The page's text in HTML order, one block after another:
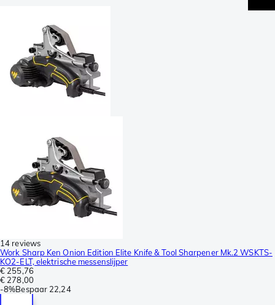
14 reviews
Work Sharp Ken Onion Edition Elite Knife & Tool Sharpener Mk.2 WSKTS-
KO2-ELT, elektrische messenslijper
€ 255,76
€ 278,00
-8%Bespaar 22,24